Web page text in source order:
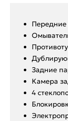
Передние
Задние
Камера
4